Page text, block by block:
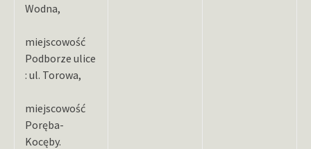
Wodna,
miejscowość
Podborze ulice
: ul. Torowa,
miejscowość
Poręba-
Kocęby.